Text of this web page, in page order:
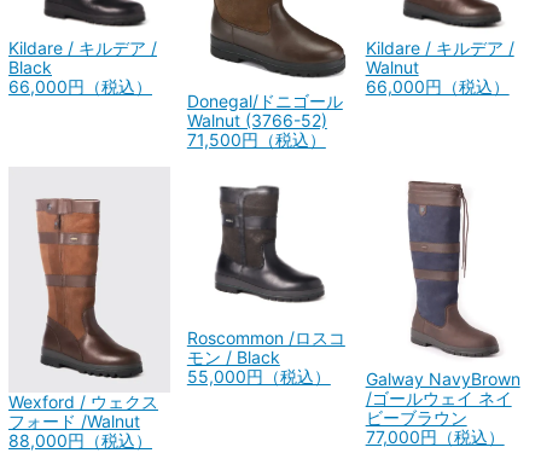
Kildare / キルデア /
Black
66,000円（税込）
Donegal/ドニゴール
Walnut (3766-52)
71,500円（税込）
Kildare / キルデア /
Walnut
66,000円（税込）
Wexford / ウェクス
フォード /Walnut
88,000円（税込）
Roscommon /ロスコ
モン / Black
55,000円（税込）
Galway NavyBrown
/ゴールウェイ ネイ
ビーブラウン
77,000円（税込）